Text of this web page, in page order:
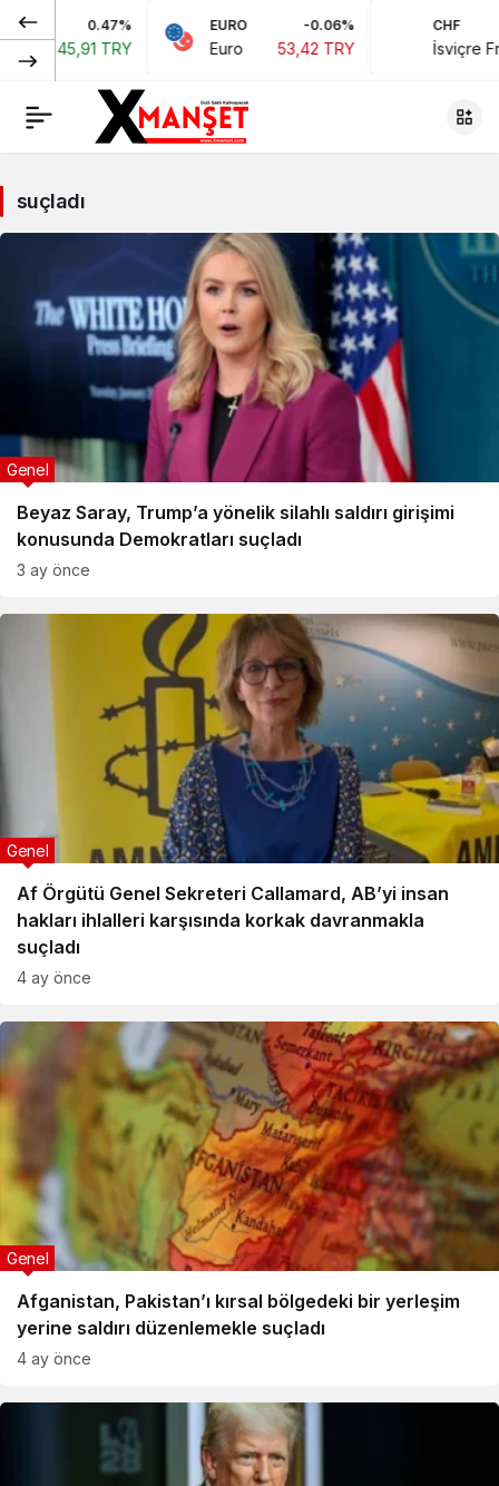
0.47%
45,91 TRY
EURO
Euro 53,42 TRY İsviçre Frangı
suçladı
Beyaz Saray, Trump’a yönelik silahlı saldırı girişimi
konusunda Demokratları suçladı
Genel
3 ay önce
Af Örgütü Genel Sekreteri Callamard, AB’yi insan
hakları ihlalleri karşısında korkak davranmakla
suçladı
Genel
4 ay önce
Afganistan, Pakistan’ı kırsal bölgedeki bir yerleşim
yerine saldırı düzenlemekle suçladı
Genel
4 ay önce